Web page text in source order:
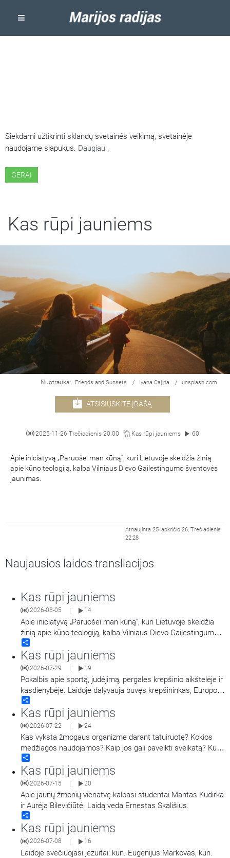
Siekdami užtikrinti sklandų svetainės veikimą, svetainėje
naudojame slapukus. Daugiau..
GERAI
Kas rūpi jauniems
Nuotrauka: Friends and Sunsets / Ivana Cajina / unsplash.com
ATSISIŲSKITE ĮRAŠĄ
2025-11-26 Trečiadienis 20:00 Kas rūpi jauniems 60
Apie iniciatyvą „Paruošei man kūną“, kuri Lietuvoje skeidžia žinią
apie kūno teologiją, kalba Vilniaus Dievo Gailestingumo šventovės
jaunimas.
Atnaujinta 25 lapkričio 26, Trečiadienis
22:28
Naujausios laidos transliacijos
Kas rūpi jauniems
2026-08-05 14
Apie iniciatyvą „Paruošei man kūną“, kuri Lietuvoje skeidžia
žinią apie kūno teologiją, kalba Vilniaus Dievo Gailestingumo
šventovės jaunimas.
Kas rūpi jauniems
2026-07-29 19
Pokalbis apie sportą, judėjimą, pergales krepšinio aikštelėje ir
kasdienybėje. Laidoje dalyvauja buvęs krepšininkas, Europos
taurės laimėtojas, tris kartus LKL čempionas, tris kartus LKL
oro karalius, dabar – krepšinio treneris Darius Sirtautas.
Laidą veda Jonas Tamulis. Antroje laidos dalyje tais pačiais
klausimais kalbinamas jaunimas …
Kas rūpi jauniems
2026-07-22 | 24
Kas vyksta žmogaus organizme darant tatuiruotę? Kokios
medžiagos naudojamos? Kaip jos gali paveikti sveikatą? Kuo
rizikuoja žmonės jas darydamiesi ir šalindami? Pasakoja
Vilniaus Santaros klinikų Dermatovenerologijos centro
vadovas, gydytojas dermatovenerologas dr. Tadas Raudonis.
Kalbina Regina Statkuvienė.
Kas rūpi jauniems
2026-07-15 | 20
Apie jaunų žmonių vienatvę kalbasi studentai Mantas Kudirka
ir Aurėja Bilevičiūtė. Laidą veda Ernestas Skališius.
Kas rūpi jauniems
2026-07-08 16
Laidoje svečiuojasi jėzuitai: kun. Eugenijus Markovas, kun.